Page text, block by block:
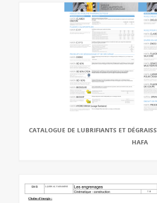
CATALOGUE DE LUBRIFIANTS ET
HAFA